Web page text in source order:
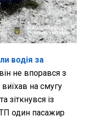
водія за
не впорався з
на смугу
зіткнувся із
один пасажир